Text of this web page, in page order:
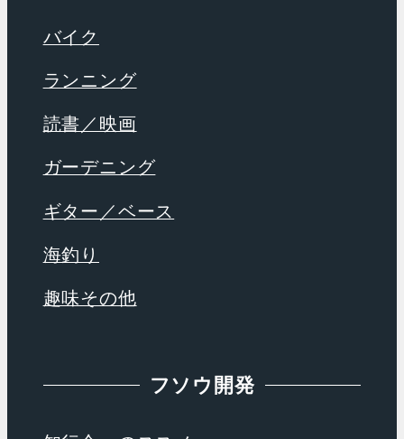
バイク
ランニング
読書／映画
ガーデニング
ギター／ベース
海釣り
趣味その他
フソウ開発